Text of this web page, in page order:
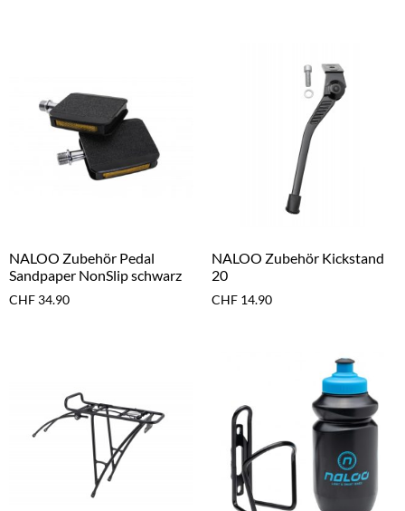
NALOO Zubehör Pedal
Sandpaper NonSlip schwarz
CHF 34.90
NALOO Zubehör Kickstand
20
CHF 14.90